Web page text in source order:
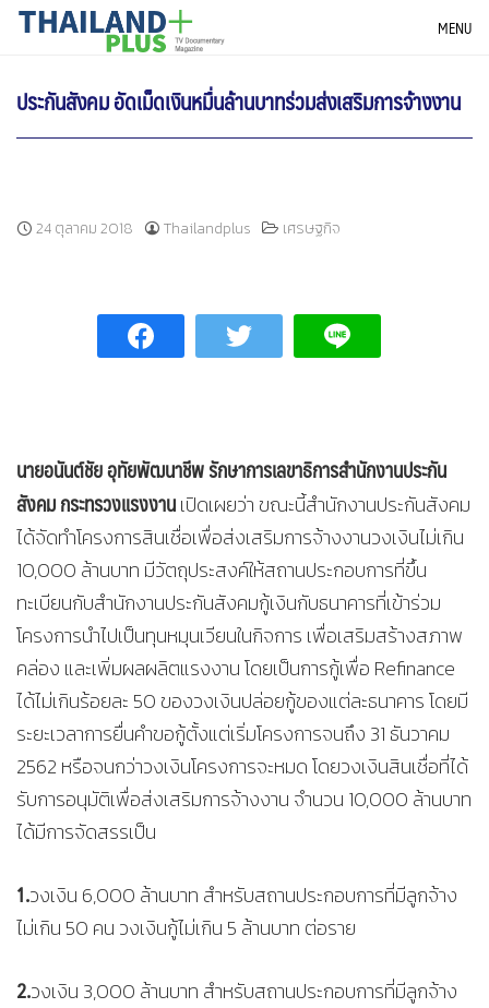
SkipTHAILANDPLUS NEWS MENU
ประกันสังคม อัดเม็ดเงินหมื่นล้านบาทร่วมส่งเสริมการจ้างงาน
24 ตุลาคม 2018 Thailandplus เศรษฐกิจ
นายอนันต์ชัย อุทัยพัฒนาชีพ รักษาการเลขาธิการสำนักงานประกัน
สังคมกระทรวงแรงงานเปิดเผยว่า ขณะนี้สำนักงานประกันสังคม
ได้จัดทำโครงการสินเชื่อเพื่อส่งเสริมการจ้างงานวงเงินไม่เกิน
10,000 ล้านบาท มีวัตถุประสงค์ให้สถานประกอบการที่ขึ้น
ทะเบียนกับสำนักงานประกันสังคมกู้เงินกับธนาคารที่เข้าร่วม
โครงการนำไปเป็นทุนหมุนเวียนในกิจการ เพื่อเสริมสร้างสภาพ
คล่อง และเพิ่มผลผลิตแรงงาน โดยเป็นการกู้เพื่อ Refinance
ได้ไม่เกินร้อยละ 50 ของวงเงินปล่อยกู้ของแต่ละธนาคาร โดยมี
ระยะเวลาการยื่นคำขอกู้ตั้งแต่เริ่มโครงการจนถึง 31 ธันวาคม
2562 หรือจนกว่าวงเงินโครงการจะหมด โดยวงเงินสินเชื่อที่ได้
รับการอนุมัติเพื่อส่งเสริมการจ้างงาน จำนวน 10,000 ล้านบาท
ได้มีการจัดสรรเป็น
1.วงเงิน 6,000 ล้านบาท สำหรับสถานประกอบการที่มีลูกจ้าง
ไม่เกิน 50 คน วงเงินกู้ไม่เกิน 5 ล้านบาท ต่อราย
2.วงเงิน 3,000 ล้านบาท สำหรับสถานประกอบการที่มีลูกจ้าง